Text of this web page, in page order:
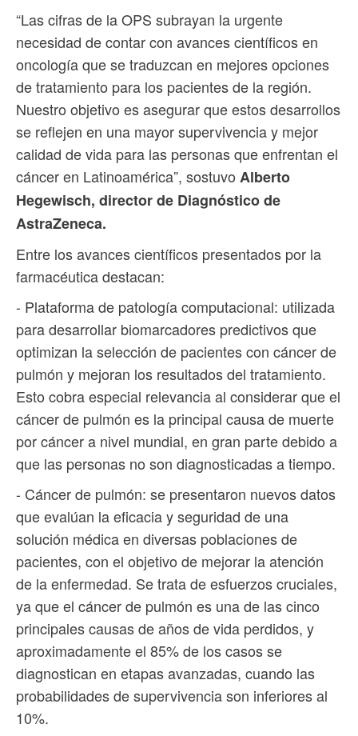
“Las cifras de la OPS subrayan la urgente
necesidad de contar con avances científicos en
oncología que se traduzcan en mejores opciones
de tratamiento para los pacientes de la región.
Nuestro objetivo es asegurar que estos desarrollos
se reflejen en una mayor supervivencia y mejor
calidad de vida para las personas que enfrentan el
cáncer en Latinoamérica”, sostuvo Alberto
Hegewisch, director de Diagnóstico de
AstraZeneca.
Entre los avances científicos presentados por la
farmacéutica destacan:
- Plataforma de patología computacional: utilizada
para desarrollar biomarcadores predictivos que
optimizan la selección de pacientes con cáncer de
pulmón y mejoran los resultados del tratamiento.
Esto cobra especial relevancia al considerar que el
cáncer de pulmón es la principal causa de muerte
por cáncer a nivel mundial, en gran parte debido a
que las personas no son diagnosticadas a tiempo.
- Cáncer de pulmón: se presentaron nuevos datos
que evalúan la eficacia y seguridad de una
solución médica en diversas poblaciones de
pacientes, con el objetivo de mejorar la atención
de la enfermedad. Se trata de esfuerzos cruciales,
ya que el cáncer de pulmón es una de las cinco
principales causas de años de vida perdidos, y
aproximadamente el 85% de los casos se
diagnostican en etapas avanzadas, cuando las
probabilidades de supervivencia son inferiores al
10%.